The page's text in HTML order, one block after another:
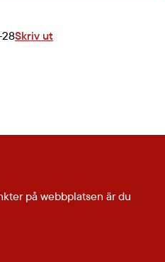
Skriv ut
på webbplatsen är du